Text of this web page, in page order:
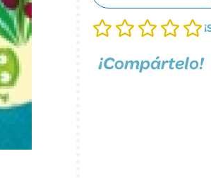
¡Compártelo!